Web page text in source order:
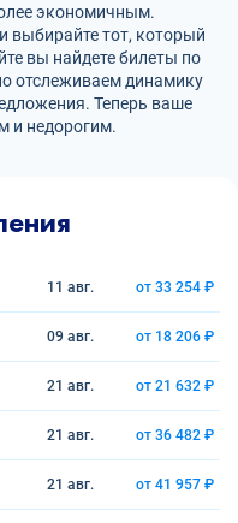
экономичным.
выбирайте тот, который
вы найдете билеты по
отслеживаем динамику
Теперь ваше
и недорогим.
11 авг. от 33 254 ₽
09 авг. от 18 206 ₽
21 авг. от 21 632 ₽
21 авг. от 36 482 ₽
21 авг. от 41 957 ₽